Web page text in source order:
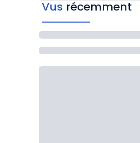
Vus récemment